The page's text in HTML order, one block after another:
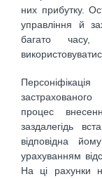
них прибутку.
управління й
багато часу,
процес
заздалегідь
відповідна
урахуванням
На ці рахунки